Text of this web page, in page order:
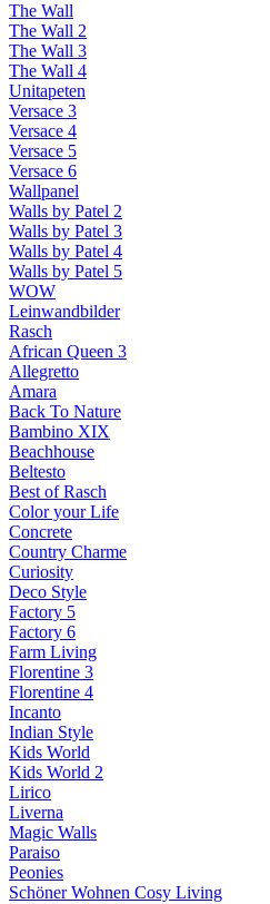
The Wall
The Wall 2
The Wall 3
The Wall 4
Unitapeten
Versace 3
Versace 4
Versace 5
Versace 6
Wallpanel
Walls by Patel 2
Walls by Patel 3
Walls by Patel 4
Walls by Patel 5
WOW
Leinwandbilder
Rasch
African Queen 3
Allegretto
Amara
Back To Nature
Bambino XIX
Beachhouse
Beltesto
Best of Rasch
Color your Life
Concrete
Country Charme
Curiosity
Deco Style
Factory 5
Factory 6
Farm Living
Florentine 3
Florentine 4
Incanto
Indian Style
Kids World
Kids World 2
Lirico
Liverna
Magic Walls
Paraiso
Peonies
Schöner Wohnen Cosy Living